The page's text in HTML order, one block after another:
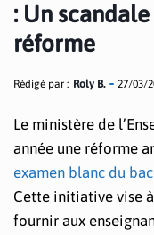
: Un
réforme
Rédigé par : Roly B. 27/03/
Le ministère de
année une réforme
examen blanc du
Cette initiative vise
fournir aux